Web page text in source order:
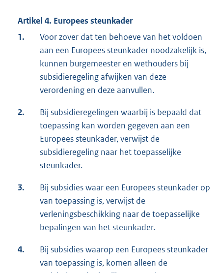
Artikel 4. Europees steunkader
1.
Voor zover dat ten behoeve van het voldoen
aan een Europees steunkader noodzakelijk is,
kunnen burgemeester en wethouders bij
subsidieregeling afwijken van deze
verordening en deze aanvullen.
2.
Bij subsidieregelingen waarbij is bepaald dat
toepassing kan worden gegeven aan een
Europees steunkader, verwijst de
subsidieregeling naar het toepasselijke
steunkader.
3.
Bij subsidies waar een Europees steunkader op
van toepassing is, verwijst de
verleningsbeschikking naar de toepasselijke
bepalingen van het steunkader.
4.
Bij subsidies waarop een Europees steunkader
van toepassing is, komen alleen de